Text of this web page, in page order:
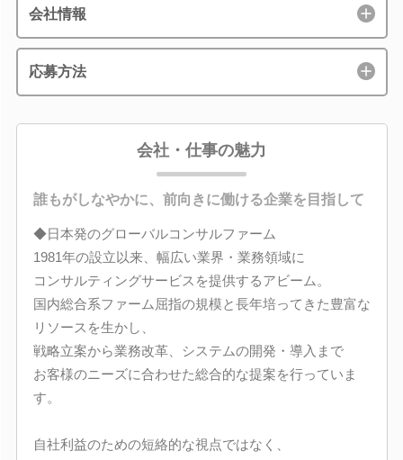
会社情報
応募方法
会社・仕事の魅力
誰もがしなやかに、前向きに働ける企業を目指して
◆日本発のグローバルコンサルファーム
1981年の設立以来、幅広い業界・業務領域に
コンサルティングサービスを提供するアビーム。
国内総合系ファーム屈指の規模と長年培ってきた豊富な
リソースを生かし、
戦略立案から業務改革、システムの開発・導入まで
お客様のニーズに合わせた総合的な提案を行っていま
す。
自社利益のための短絡的な視点ではなく、